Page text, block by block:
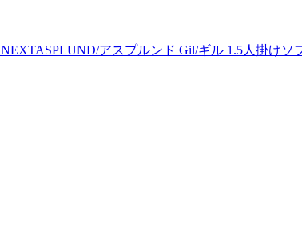
NEXTASPLUND/アスプルンド Gil/ギル 1.5人掛けソ